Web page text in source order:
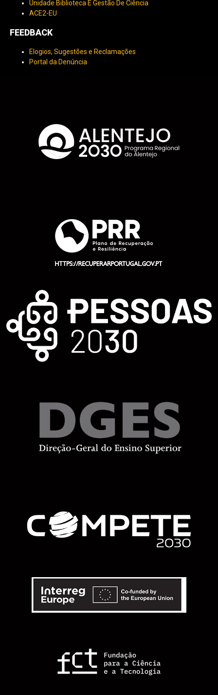
Unidade Biblioteca E Gestão De Ciência
ACE2-EU
FEEDBACK
Elogios, Sugestões e Reclamações
Portal da Denúncia